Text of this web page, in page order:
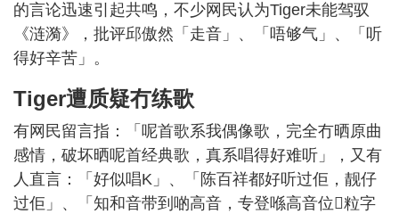
的言论迅速引起共鸣，不少网民认为Tiger未能驾驭
《涟漪》，批评邱傲然「走音」、「唔够气」、「听
得好辛苦」。
Tiger遭质疑冇练歌
有网民留言指：「呢首歌系我偶像歌，完全冇晒原曲
感情，破坏晒呢首经典歌，真系唱得好难听」，又有
人直言：「好似唱K」、「陈百祥都好听过佢，靓仔
过佢」、「知和音带到啲高音，专登喺高音位𠮶粒字